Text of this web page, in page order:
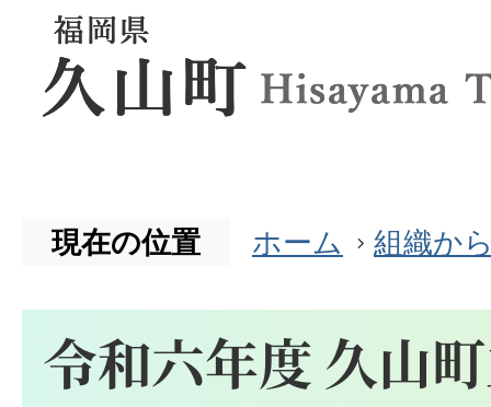
現在の位置 ホーム 組織か
令和六年度 久山